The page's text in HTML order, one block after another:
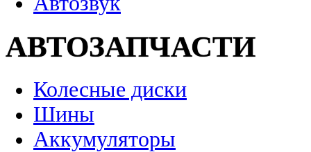
АВТОЗАПЧАСТИ
Колесные диски
Шины
Аккумуляторы